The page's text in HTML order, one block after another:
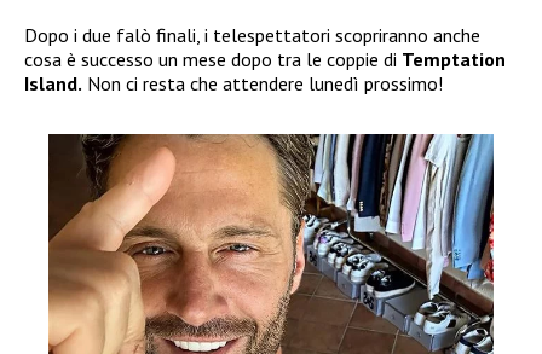
Dopo i due falò finali, i telespettatori scopriranno anche
cosa è successo un mese dopo tra le coppie di Temptation
Island. Non ci resta che attendere lunedì prossimo!